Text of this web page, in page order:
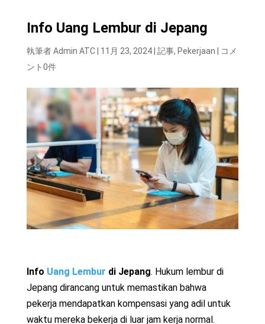
Info Uang Lembur di Jepang
執筆者Admin ATC| 11月 23, 2024| 記事, Pekerjaan
コメ
ント0件
Info Uang Lembur di Jepang. Hukum lembur di
Jepang dirancang untuk memastikan bahwa
pekerja mendapatkan kompensasi yang adil untuk
waktu mereka bekerja di luar jam kerja normal.